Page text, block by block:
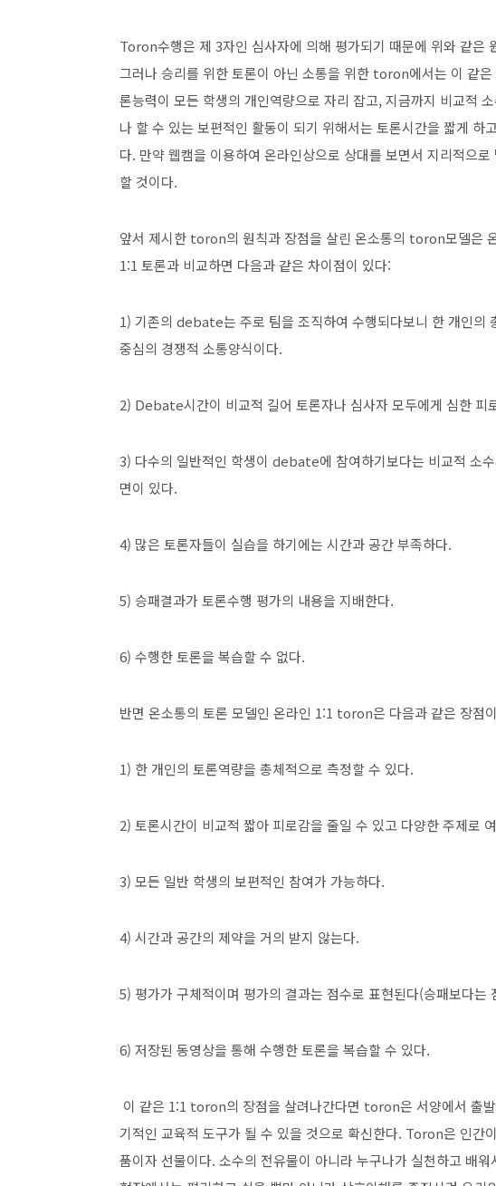
Toron수행은 제 3자인 심사자에 의해 평가되기 때문에 위와 같은
그러나 승리를 위한 토론이 아닌 소통을 위한 toron에서는 이 같
론능력이 모든 학생의 개인역량으로 자리 잡고, 지금까지 비교적
나 할 수 있는 보편적인 활동이 되기 위해서는 토론시간을 짧게 하
다. 만약 웹캠을 이용하여 온라인상으로 상대를 보면서 지리적으
할 것이다.
앞서 제시한 toron의 원칙과 장점을 살린 온소통의 toron모델은
1:1 토론과 비교하면 다음과 같은 차이점이 있다:
1) 기존의 debate는 주로 팀을 조직하여 수행되다보니 한 개인의
중심의 경쟁적 소통양식이다.
2) Debate시간이 비교적 길어 토론자나 심사자 모두에게 심한 피
3) 다수의 일반적인 학생이 debate에 참여하기보다는 비교적 소
면이 있다.
4) 많은 토론자들이 실습을 하기에는 시간과 공간 부족하다.
5) 승패결과가 토론수행 평가의 내용을 지배한다.
6) 수행한 토론을 복습할 수 없다.
반면 온소통의 토론 모델인 온라인 1:1 toron은 다음과 같은 장점
1) 한 개인의 토론역량을 총체적으로 측정할 수 있다.
2) 토론시간이 비교적 짧아 피로감을 줄일 수 있고 다양한 주제로
3) 모든 일반 학생의 보편적인 참여가 가능하다.
4) 시간과 공간의 제약을 거의 받지 않는다.
5) 평가가 구체적이며 평가의 결과는 점수로 표현된다(승패보다는
6) 저장된 동영상을 통해 수행한 토론을 복습할 수 있다.
이 같은 1:1 toron의 장점을 살려나간다면 toron은 서양에서 출
기적인 교육적 도구가 될 수 있을 것으로 확신한다. Toron은 인간
품이자 선물이다. 소수의 전유물이 아니라 누구나가 실천하고 배